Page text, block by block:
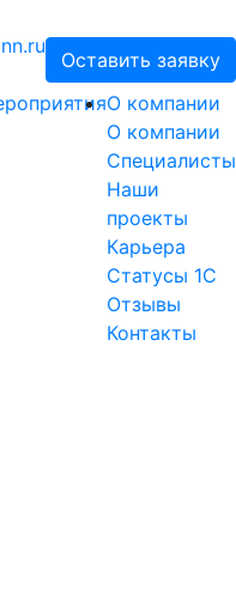
Оставить заявку
О компании
О компании
Специалисты
Наши
проекты
Карьера
Статусы 1С
Отзывы
Контакты